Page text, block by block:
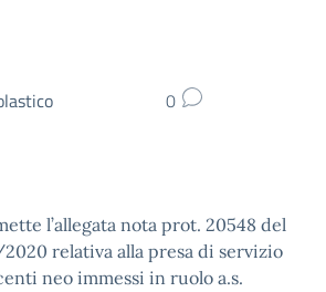
0
l’allegata nota prot. 20548 del
relativa alla presa di servizio
neo immessi in ruolo a.s.